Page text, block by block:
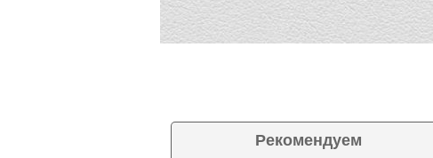
Рекомендуем